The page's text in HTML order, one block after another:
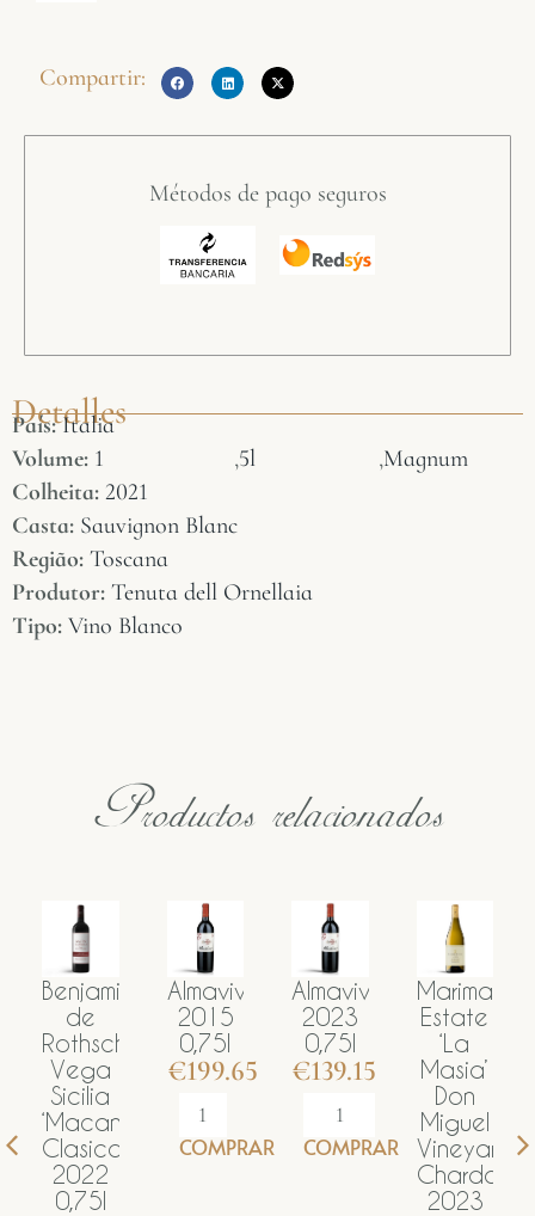
Compartir:
Métodos de pago seguros
Detalles
País:Italia
Volume: 1 ,5l ,Magnum
Colheita: 2021
Casta: Sauvignon Blanc
Região: Toscana
Produtor: Tenuta dell Ornellaia
Tipo: Vino Blanco
Productos relacionados
Benjamin
de
Rothschild
Vega
Sicilia
‘Macan’
Clasico
2022
0,75l
Almaviva
2015
0,75l
199.65
COMPRAR
Almaviva
2023
0,75l
139.15
COMPRAR
Marimar
Estate
‘La
Masia’
Don
Miguel
Vineyard
Chardonnay
2023